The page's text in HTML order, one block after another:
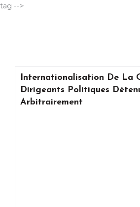
tag -->
Internationalisation De La
Dirigeants Politiques
Arbitrairement